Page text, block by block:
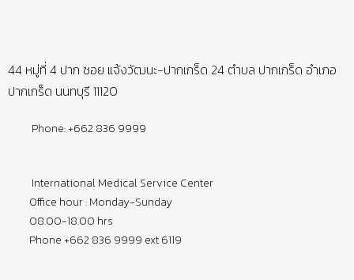
44 หมู่ที่ 4 ปาก ซอย แจ้งวัฒนะ-ปากเกร็ด 24 ตำบล ปากเกร็ด อำเภอ
ปากเกร็ด นนทบุรี 11120
Phone: +662 836 9999
International Medical Service Center
Office hour : Monday-Sunday
08.00-18.00 hrs
Phone +662 836 9999 ext 6119